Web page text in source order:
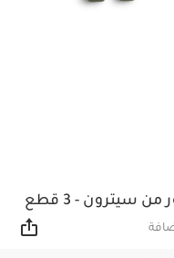
سيترون - 3 قطع